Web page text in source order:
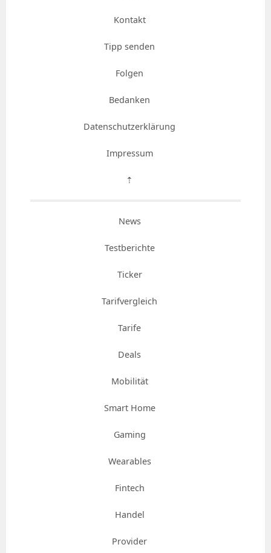
Kontakt
Tipp senden
Folgen
Bedanken
Datenschutzerklärung
Impressum
⇡
News
Testberichte
Ticker
Tarifvergleich
Tarife
Deals
Mobilität
Smart Home
Gaming
Wearables
Fintech
Handel
Provider